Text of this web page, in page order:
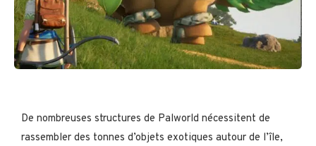
De nombreuses structures de Palworld nécessitent de
rassembler des tonnes d’objets exotiques autour de l’île,